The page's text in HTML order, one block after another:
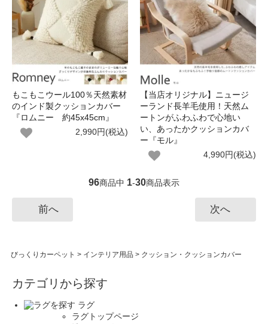
もこもこウール100％天然素材
のインド製クッションカバー
『ロムニー 約45x45cm』
2,990円(税込)
【当店オリジナル】ニュージ
ーランド長羊毛使用！天然ム
ートンがふわふわで心地い
い、あったかクッションカバ
ー『モル』
4,990円(税込)
96商品中 1-30商品表示
前へ 次へ
びっくりカーペット > インテリア用品 > クッション・クッションカバー
カテゴリから探す
ラグ
ラグトップページ